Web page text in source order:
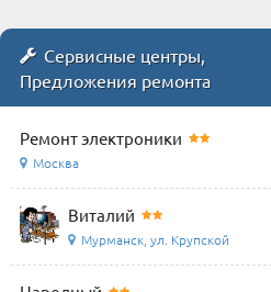
Сервисные центры,
Предложения ремонта
Ремонт электроники
Москва
Виталий
Мурманск, ул. Крупской